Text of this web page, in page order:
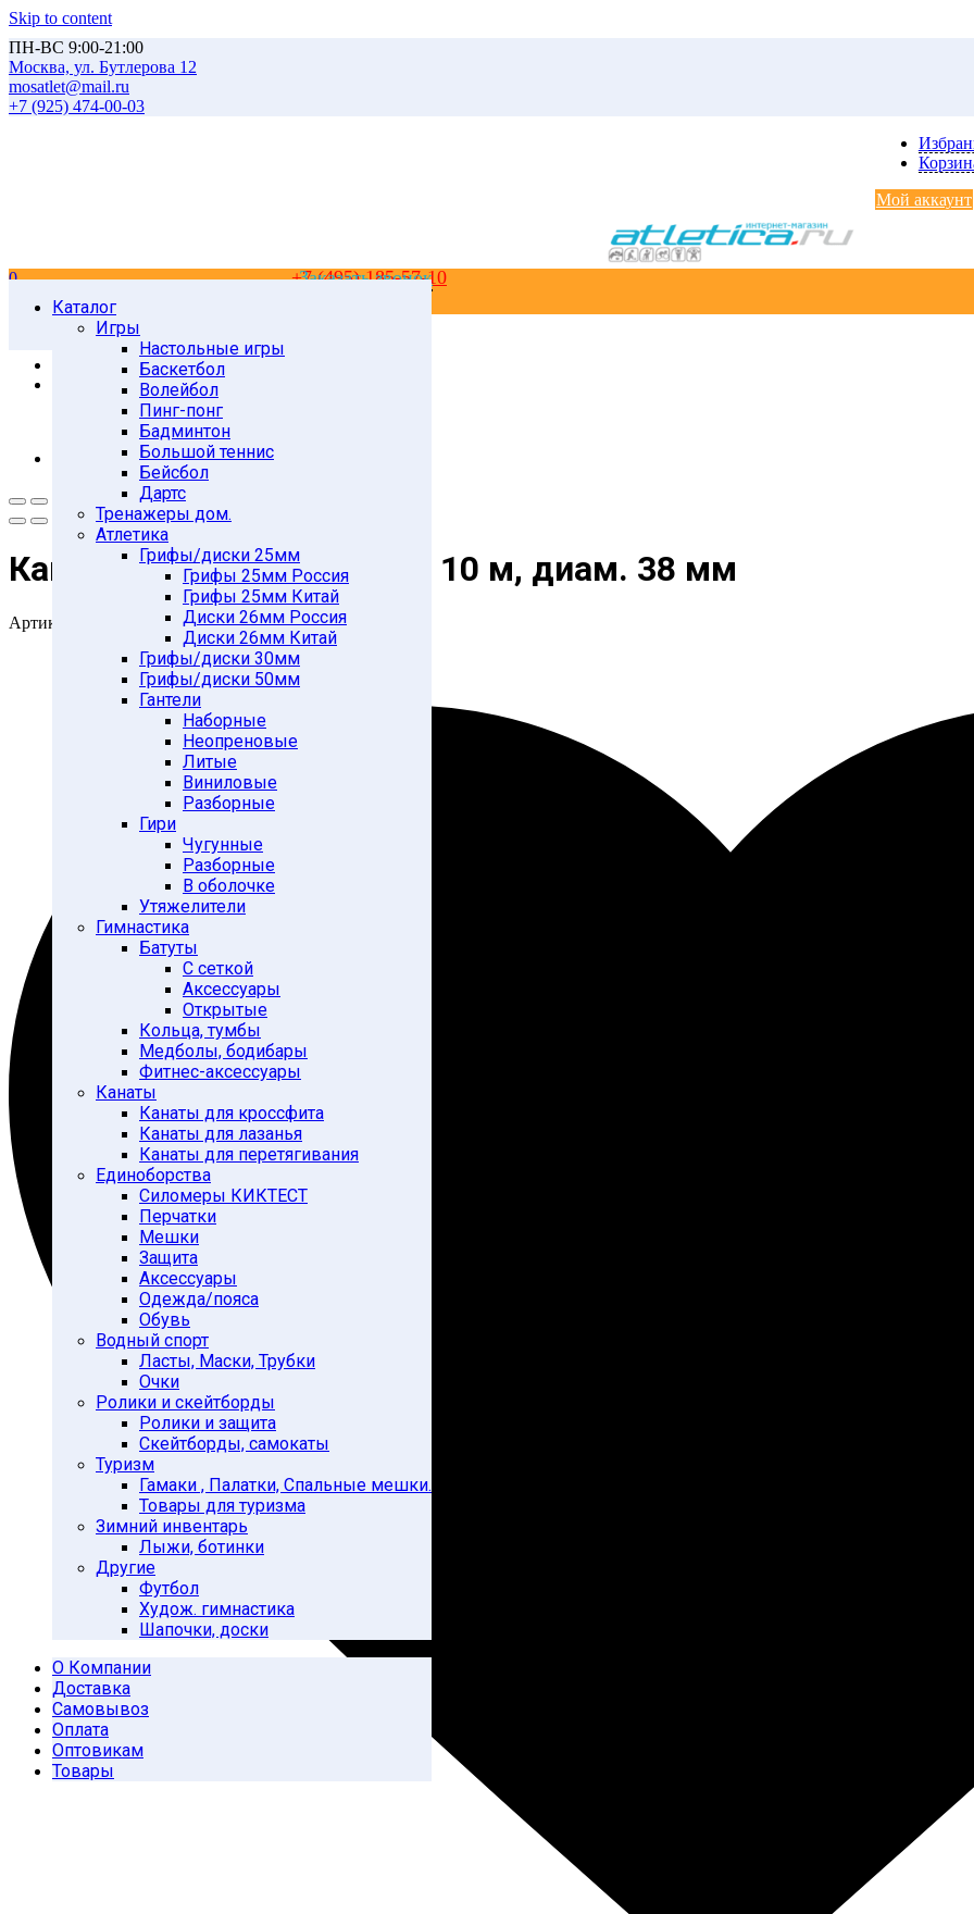
Skip to content
ПН-ВС 9:00-21:00
Москва, ул. Бутлерова 12
mosatlet@mail.ru
+7 (925) 474-00-03
Мой аккаунт
0
+7 (495) 185-57-10
Заказать звонок
Каталог
Игры
Настольные игры
Баскетбол
Волейбол
Пинг-понг
Бадминтон
Большой теннис
Бейсбол
Дартс
Тренажеры дом.
Атлетика
Грифы/диски 25мм
Грифы 25мм Россия
Грифы 25мм Китай
Диски 26мм Россия
Диски 26мм Китай
Грифы/диски 30мм
Грифы/диски 50мм
Гантели
Наборные
Неопреновые
Литые
Виниловые
Разборные
Гири
Чугунные
Разборные
В оболочке
Утяжелители
Гимнастика
Батуты
С сеткой
Аксессуары
Открытые
Кольца, тумбы
Медболы, бодибары
Фитнес-аксессуары
Канаты
Канаты для кроссфита
Канаты для лазанья
Канаты для перетягивания
Единоборства
Силомеры КИКТЕСТ
Перчатки
Мешки
Защита
Аксессуары
Одежда/пояса
Обувь
Водный спорт
Ласты, Маски, Трубки
Очки
Ролики и скейтборды
Ролики и защита
Скейтборды, самокаты
Туризм
Гамаки , Палатки, Спальные мешки.
Товары для туризма
Зимний инвентарь
Лыжи, ботинки
Другие
Футбол
Худож. гимнастика
Шапочки, доски
О Компании
Доставка
Самовывоз
Оплата
Оптовикам
Товары
Главная
Товары
Канаты для перетягивания
Канат для перетягивания 10 м, диам. 38 мм
Канат для перетягивания 10 м, диам. 38 мм
Артикул: